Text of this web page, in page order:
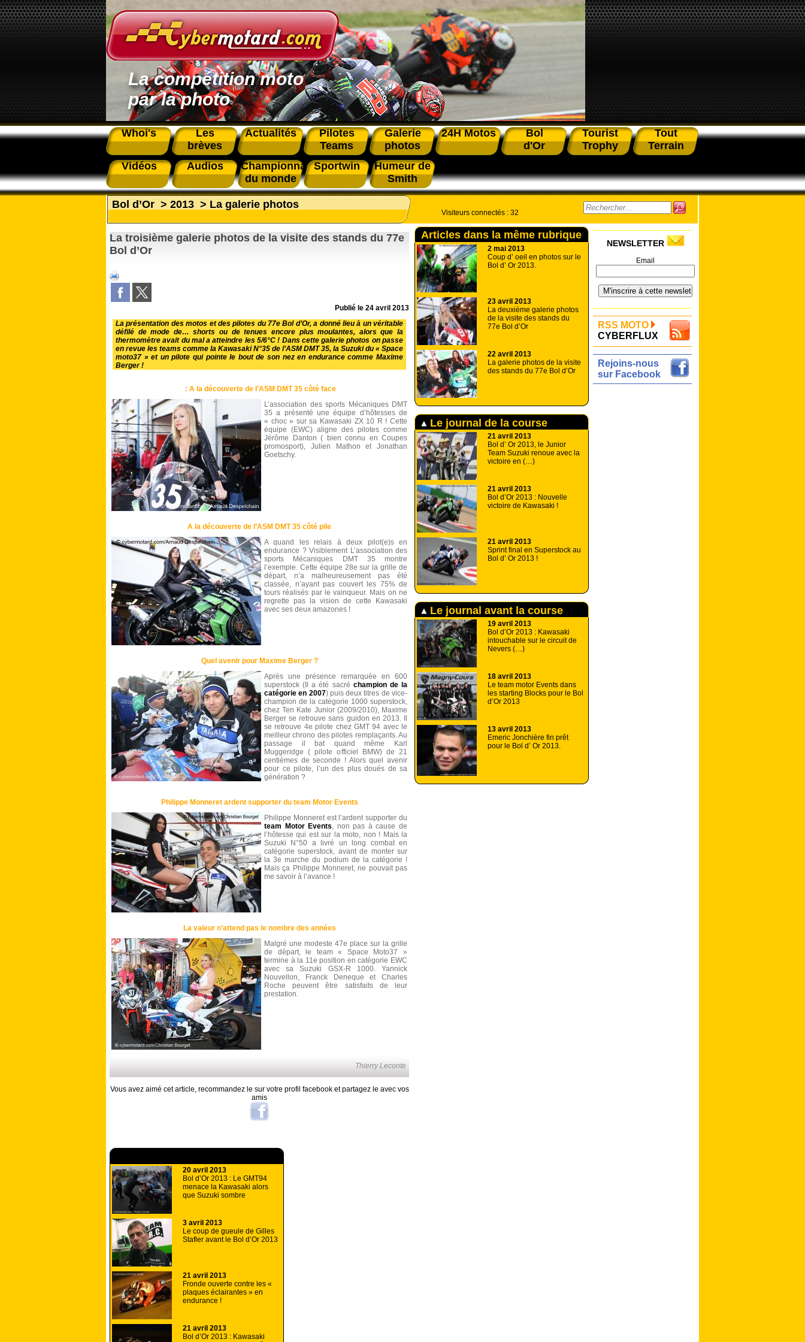
La compétition moto
par la photo
Whoi's
Les
brèves
Actualités
Pilotes
Teams
Galerie
photos
24H Motos
Bol
d'Or
Tourist
Trophy
Tout
Terrain
Vidéos
Audios
Championnat
du monde
Sportwin
Humeur de
Smith
Bol d’Or > 2013 > La galerie photos
La troisième galerie photos de la visite des stands du 77e
Bol d’Or
Publié le 24 avril 2013
La présentation des motos et des pilotes du 77e Bol d’Or, a donné lieu à un véritable
défilé de mode de… shorts ou de tenues encore plus moulantes, alors que la
thermomètre avait du mal a atteindre les 5/6°C ! Dans cette galerie photos on passe
en revue les teams comme la Kawasaki N°35 de l’ASM DMT 35, la Suzuki du « Space
moto37 » et un pilote qui pointe le bout de son nez en endurance comme Maxime
Berger !
: A la découverte de l’ASM DMT 35 côté face
L’association des sports Mécaniques DMT
35 a présenté une équipe d’hôtesses de
« choc » sur sa Kawasaki ZX 10 R ! Cette
équipe (EWC) aligne des pilotes comme
Jérôme Danton ( bien connu en Coupes
promosport), Julien Mathon et Jonathan
Goetschy.
A la découverte de l’ASM DMT 35 côté pile
A quand les relais à deux pilot(e)s en
endurance ? Visiblement L’association des
sports Mécaniques DMT 35 montre
l’exemple. Cette équipe 28e sur la grille de
départ, n’a malheureusement pas été
classée, n’ayant pas couvert les 75% de
tours réalisés par le vainqueur. Mais on ne
regrette pas la vision de cette Kawasaki
avec ses deux amazones !
Quel avenir pour Maxime Berger ?
Après une présence remarquée en 600
superstock (Il a été sacré champion de la
catégorie en 2007) puis deux titres de vice-
champion de la catégorie 1000 superstock,
chez Ten Kate Junior (2009/2010), Maxime
Berger se retrouve sans guidon en 2013. Il
se retrouve 4e pilote chez GMT 94 avec le
meilleur chrono des pilotes remplaçants. Au
passage il bat quand même Karl
Muggeridge ( pilote officiel BMW) de 21
centièmes de seconde ! Alors quel avenir
pour ce pilote, l’un des plus doués de sa
génération ?
Philippe Monneret ardent supporter du team Motor Events
Philippe Monneret est l’ardent supporter du
team Motor Events, non pas à cause de
l’hôtesse qui est sur la moto, non ! Mais la
Suzuki N°50 a livré un long combat en
catégorie superstock, avant de monter sur
la 3e marche du podium de la catégorie !
Mais ça Philippe Monneret, ne pouvait pas
me savoir à l’avance !
La valeur n’attend pas le nombre des années
Malgré une modeste 47e place sur la grille
de départ, le team « Space Moto37 »
termine à la 11e position en catégorie EWC
avec sa Suzuki GSX-R 1000. Yannick
Nouvellon, Franck Deneque et Charles
Roche peuvent être satisfaits de leur
prestation.
Thierry Leconte
Vous avez aimé cet article, recommandez le sur votre profil facebook et partagez le avec vos
amis
20 avril 2013
Bol d’Or 2013 : Le GMT94
menace la Kawasaki alors
que Suzuki sombre
3 avril 2013
Le coup de gueule de Gilles
Stafler avant le Bol d’Or 2013
21 avril 2013
Fronde ouverte contre les «
plaques éclairantes » en
endurance !
21 avril 2013
Bol d’Or 2013 : Kawasaki
Visiteurs connectés : 32
Articles dans la même rubrique
2 mai 2013
Coup d’ oeil en photos sur le
Bol d’ Or 2013.
23 avril 2013
La deuxième galerie photos
de la visite des stands du
77e Bol d’Or
22 avril 2013
La galerie photos de la visite
des stands du 77e Bol d’Or
Le journal de la course
21 avril 2013
Bol d’ Or 2013, le Junior
Team Suzuki renoue avec la
victoire en (…)
21 avril 2013
Bol d’Or 2013 : Nouvelle
victoire de Kawasaki !
21 avril 2013
Sprint final en Superstock au
Bol d’ Or 2013 !
Le journal avant la course
19 avril 2013
Bol d’Or 2013 : Kawasaki
intouchable sur le circuit de
Nevers (…)
18 avril 2013
Le team motor Events dans
les starting Blocks pour le Bol
d’Or 2013
13 avril 2013
Emeric Jonchière fin prêt
pour le Bol d’ Or 2013.
NEWSLETTER
Email
RSS MOTO
CYBERFLUX
Rejoins-nous
sur Facebook